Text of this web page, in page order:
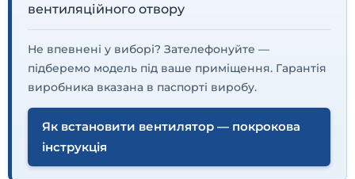
вентиляційного отвору
Не впевнені у виборі? Зателефонуйте —
підберемо модель під ваше приміщення. Гарантія
виробника вказана в паспорті виробу.
Як встановити вентилятор — покрокова
інструкція